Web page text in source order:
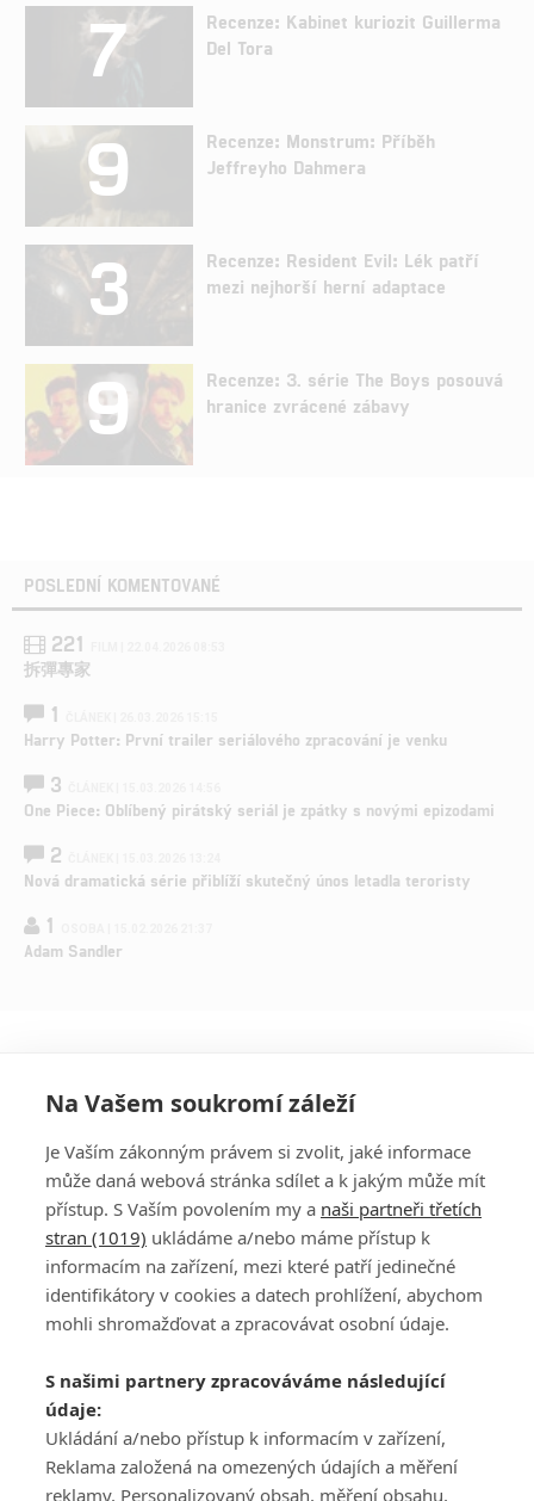
7
Recenze: Kabinet kuriozit Guillerma
Del Tora
9
Recenze: Monstrum: Příběh
Jeffreyho Dahmera
3
Recenze: Resident Evil: Lék patří
mezi nejhorší herní adaptace
9
Recenze: 3. série The Boys posouvá
hranice zvrácené zábavy
POSLEDNÍ KOMENTOVANÉ
221
拆彈專家
1
Harry Potter: První trailer seriálového zpracování je venku
3
One Piece: Oblíbený pirátský seriál je zpátky s novými epizodami
2
Nová dramatická série přiblíží skutečný únos letadla teroristy
1
Adam Sandler
PŘIHLÁSIT
REGISTROVAT
DISKUZE
Šéfredaktorkou webu jePetr Slavík, e-mailserialy@fandimefilmu.cz
Máte-li zájem o inzerci na našem webu napište nám na e-mail
studio@koncal.com
Ochrana osobních údajů|Zásady používání cookies |Pravidla webu
Na Vašem soukromí záleží
Je Vaším zákonným právem si zvolit, jaké informace
může daná webová stránka sdílet a k jakým může mít
přístup. S Vaším povolením my a naši partneři třetích
stran (1019) ukládáme a/nebo máme přístup k
informacím na zařízení, mezi které patří jedinečné
identifikátory v cookies a datech prohlížení, abychom
mohli shromažďovat a zpracovávat osobní údaje.
S našimi partnery zpracováváme následující
údaje:
Ukládání a/nebo přístup k informacím v zařízení,
Reklama založená na omezených údajích a měření
reklamy, Personalizovaný obsah, měření obsahu,